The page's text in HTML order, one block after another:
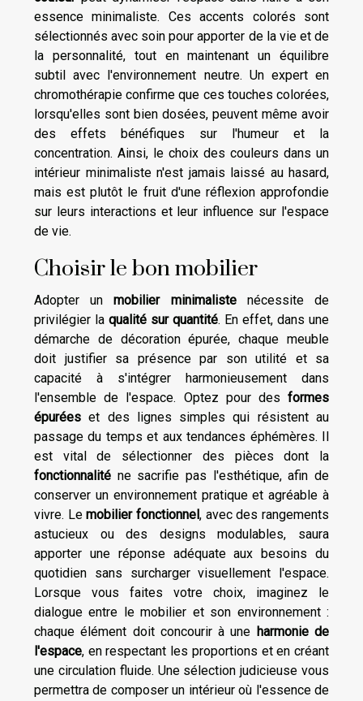
essence minimaliste. Ces accents colorés sont
sélectionnés avec soin pour apporter de la vie et de
la personnalité, tout en maintenant un équilibre
subtil avec l'environnement neutre. Un expert en
chromothérapie confirme que ces touches colorées,
lorsqu'elles sont bien dosées, peuvent même avoir
des effets bénéfiques sur l'humeur et la
concentration. Ainsi, le choix des couleurs dans un
intérieur minimaliste n'est jamais laissé au hasard,
mais est plutôt le fruit d'une réflexion approfondie
sur leurs interactions et leur influence sur l'espace
de vie.
Choisir le bon mobilier
Adopter unmobilier minimalistenécessite de
privilégier la qualité sur quantité. En effet, dans une
démarche de décoration épurée, chaque meuble
doit justifier sa présence par son utilité et sa
capacité à s'intégrer harmonieusement dans
l'ensemble de l'espace. Optez pour des formes
épurées et des lignes simples qui résistent au
passage du temps et aux tendances éphémères. Il
est vital de sélectionner des pièces dont la
fonctionnalité ne sacrifie pas l'esthétique, afin de
conserver un environnement pratique et agréable à
vivre. Lemobilier fonctionnel, avec des rangements
astucieux ou des designs modulables, saura
apporter une réponse adéquate aux besoins du
quotidien sans surcharger visuellement l'espace.
Lorsque vous faites votre choix, imaginez le
dialogue entre le mobilier et son environnement :
chaque élément doit concourir à une harmonie de
l'espace, en respectant les proportions et en créant
une circulation fluide. Une sélection judicieuse vous
permettra de composer un intérieur où l'essence de